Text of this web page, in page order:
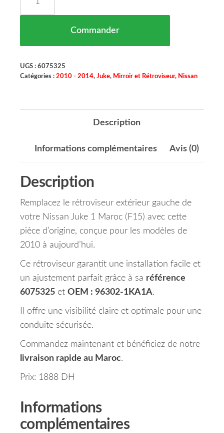
Commander
UGS : 6075325
Catégories : 2010 - 2014, Juke, Mirroir et Rétroviseur, Nissan
Description
Informations complémentaires Avis (0)
Description
Remplacez le rétroviseur extérieur gauche de
votre Nissan Juke 1 Maroc (F15) avec cette
pièce d’origine, conçue pour les modèles de
2010 à aujourd’hui.
Ce rétroviseur garantit une installation facile et
un ajustement parfait grâce à sa référence
6075325 et OEM : 96302-1KA1A.
Il offre une visibilité claire et optimale pour une
conduite sécurisée.
Commandez maintenant et bénéficiez de notre
livraison rapide au Maroc.
Prix: 1888 DH
Informations
complémentaires